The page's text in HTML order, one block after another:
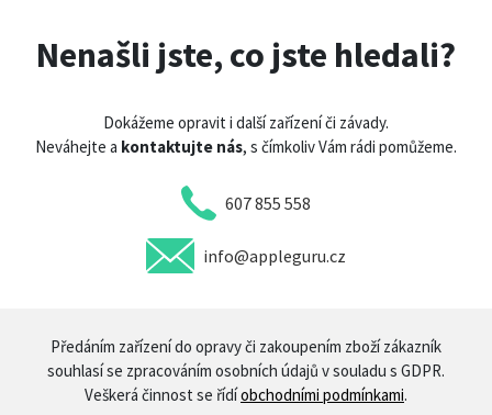
Nenašli jste, co jste hledali?
Dokážeme opravit i další zařízení či závady.
Neváhejte a kontaktujte nás, s čímkoliv Vám rádi pomůžeme.
607 855 558
info@appleguru.cz
Předáním zařízení do opravy či zakoupením zboží zákazník
souhlasí se zpracováním osobních údajů v souladu s GDPR.
Veškerá činnost se řídíobchodními podmínkami.